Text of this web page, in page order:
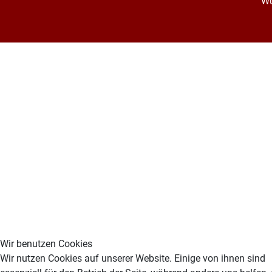
Wir benutzen Cookies
Wir nutzen Cookies auf unserer Website. Einige von ihnen sind